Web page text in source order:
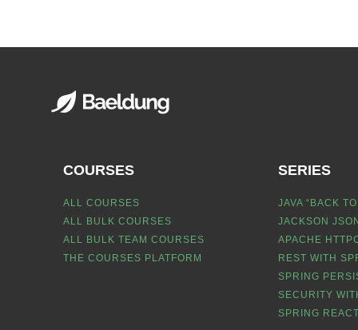
COURSES
ALL COURSES
ALL BULK COURSES
ALL BULK TEAM COURSES
THE COURSES PLATFORM
SERIES
JAVA “BACK
JACKSON
APACHE
REST WITH
SPRING
SECURITY
SPRING